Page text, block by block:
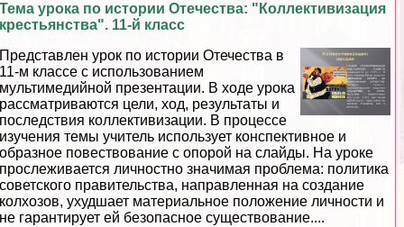
Тема урока по истории Отечества: "Коллективизация
крестьянства". 11-й класс
Представлен урок по истории Отечества в
11-м классе с использованием
мультимедийной презентации. В ходе урока
рассматриваются цели, ход, результаты и
последствия коллективизации. В процессе
изучения темы учитель использует конспективное и
образное повествование с опорой на слайды. На уроке
прослеживается личностно значимая проблема: политика
советского правительства, направленная на создание
колхозов, ухудшает материальное положение личности и
не гарантирует ей безопасное существование....